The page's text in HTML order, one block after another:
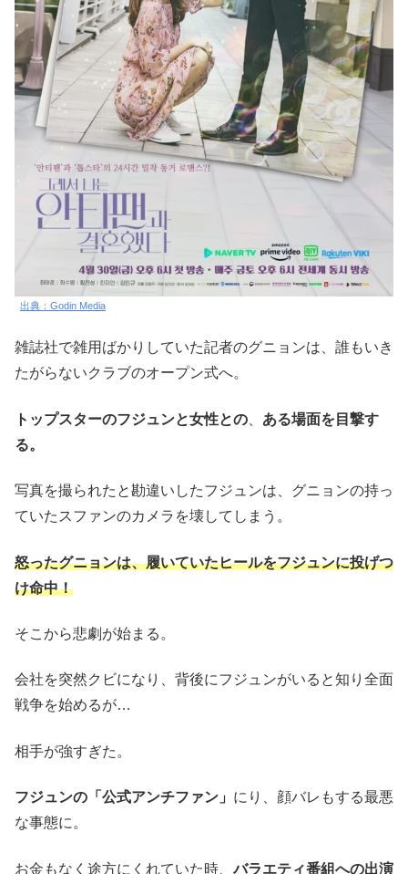
出典：Godin Media
雑誌社で雑用ばかりしていた記者のグニョンは、誰もいき
たがらないクラブのオープン式へ。
トップスターのフジュンと女性との
ある場面を目撃す
る。
写真を撮られたと勘違いしたフジュンは、グニョンの持っ
ていたスファンのカメラを壊してしまう。
怒ったグニョンは、履いていたヒールをフジュンに投げつ
け命中！
そこから悲劇が始まる。
会社を突然クビになり、背後にフジュンがいると知り全面
戦争を始めるが…
相手が強すぎた。
フジュンの「公式アンチファン」 にり、顔バレもする最悪
な事態に。
お金もなく途方にくれていた時、バラエティ番組への出演